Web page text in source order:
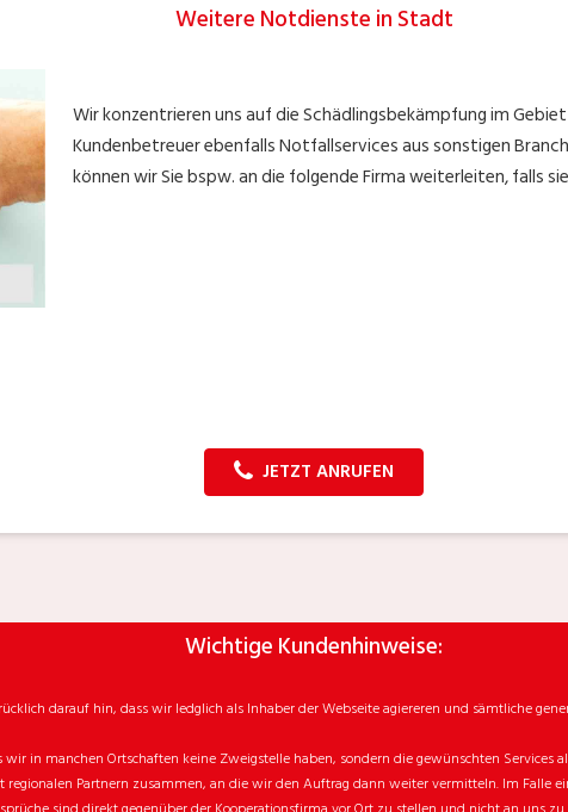
Weitere Notdienste in Stadt
Wir konzentrieren uns auf die Schädlingsbekämpfung im
Kundenbetreuer ebenfalls Notfallservices aus sonstigen
können wir Sie bspw. an die folgende Firma weiterleiten, falls
JETZT ANRUFEN
Wichtige Kundenhinweise:
darauf hin, dass wir ledglich als Inhaber der Webseite agiereren und sämtliche
in manchen Ortschaften keine Zweigstelle haben, sondern die gewünschten
Partnern zusammen, an die wir den Auftrag dann weiter vermitteln. Im Falle